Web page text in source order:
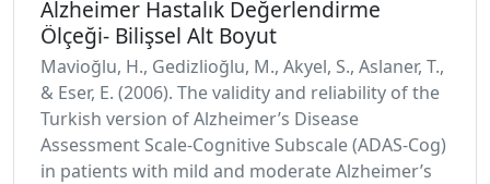
Alzheimer Hastalık Değerlendirme
Ölçeği- Bilişsel Alt Boyut
Mavioğlu, H., Gedizlioğlu, M., Akyel, S., Aslaner, T.,
& Eser, E. (2006). The validity and reliability of the
Turkish version of Alzheimer’s Disease
Assessment Scale-Cognitive Subscale (ADAS-Cog)
in patients with mild and moderate Alzheimer’s